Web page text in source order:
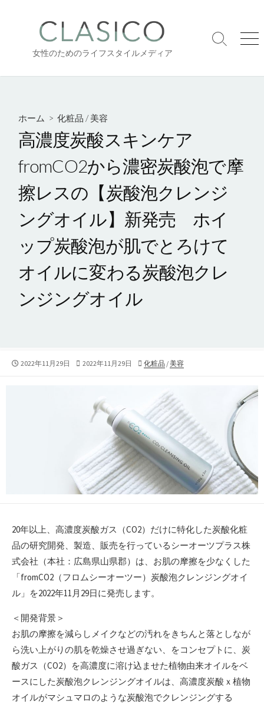
女性のためのライフスタイルメディア
検
り
メ
ー
ホーム > 化粧品 /美容
高濃度炭酸スキンケア
fromCO2から濃密炭酸泡で摩
擦レスの【炭酸泡クレンジ
ングオイル】新発売 ホイ
ップ炭酸泡が肌でとろけて
オイルに変わる炭酸泡クレ
ンジングオイル
公
2022年11月29日
最
2022年11月29日
カ
ー
化粧品 /美容
20年以上、高濃度炭酸ガス（CO2）だけに特化した炭酸化粧
品の研究開発、製造、販売を行っているシーオーツプラス株
式会社（本社：広島県山県郡）は、お肌の摩擦を少なくした
「fromCO2（フロムシーオーツー）炭酸泡クレンジングオイ
ル」を2022年11月29日に発売します。
＜開発背景＞
お肌の摩擦を減らしメイクなどの汚れをきちんと落としなが
ら洗い上がりの肌を乾燥させ過ぎない、をコンセプトに、炭
酸ガス（CO2）を高濃度に溶け込ませた植物由来オイルをベ
ースにした炭酸泡クレンジングオイルは、高濃度炭酸ｘ植物
オイルがマシュマロのような炭酸泡でクレンジングする